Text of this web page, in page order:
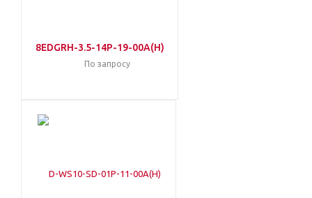
8EDGRH-3.5-14P-19-00A(H)
По запросу